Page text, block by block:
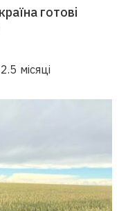
готові
місяці